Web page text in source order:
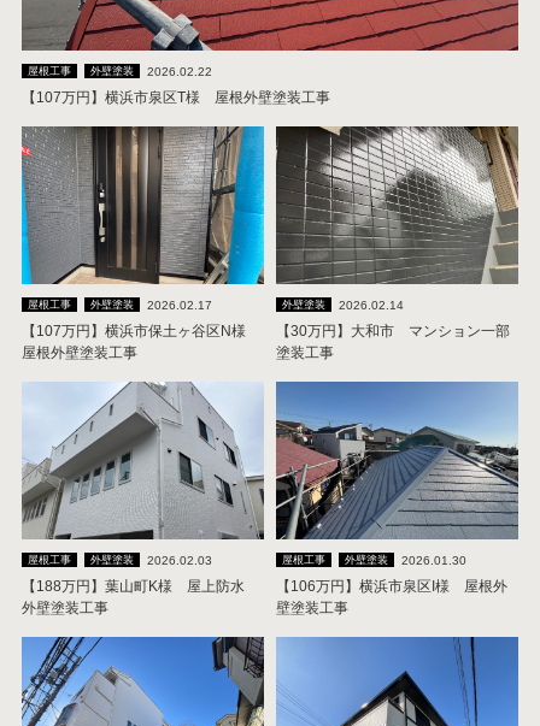
屋根工事 外壁塗装 2026.02.22
【107万円】横浜市泉区T様 屋根外壁塗装工事
屋根工事 外壁塗装 2026.02.17
【107万円】横浜市保土ヶ谷区N様
屋根外壁塗装工事
外壁塗装 2026.02.14
【30万円】大和市 マンション一部
塗装工事
屋根工事 外壁塗装 2026.02.03
【188万円】葉山町K様 屋上防水
外壁塗装工事
屋根工事 外壁塗装 2026.01.30
【106万円】横浜市泉区I様 屋根外
壁塗装工事